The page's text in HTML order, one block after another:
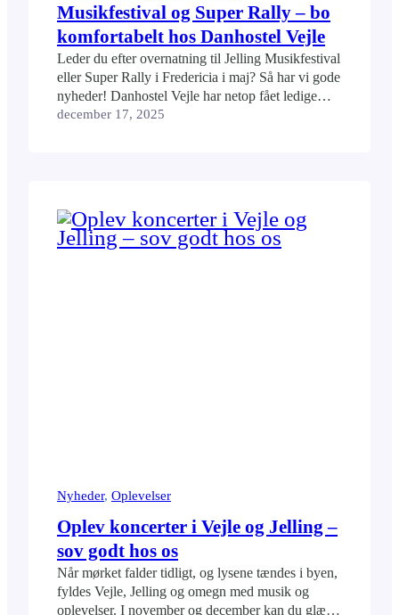
Musikfestival og Super Rally – bo
komfortabelt hos Danhostel Vejle
Leder du efter overnatning til Jelling Musikfestival
eller Super Rally i Fredericia i maj? Så har vi gode
nyheder! Danhostel Vejle har netop fået ledige
værelser i perioden 21.–24. maj. Dermed kan du
december 17, 2025
Nyheder, Oplevelser
Oplev koncerter i Vejle og Jelling –
sov godt hos os
Når mørket falder tidligt, og lysene tændes i byen,
fyldes Vejle, Jelling og omegn med musik og
oplevelser. I november og december kan du glæde